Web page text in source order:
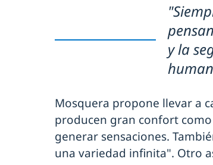
y la
Mosquera propone llevar a
producen gran confort
generar sensaciones.
una variedad infinita". Otro